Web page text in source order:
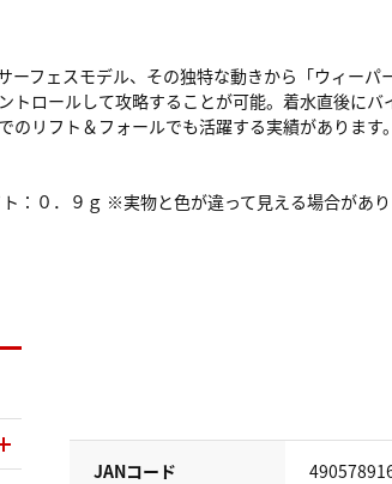
ーフェスモデル、その独特な動きから「ウィー
トロールして攻略することが可能。着水直後に
のリフト＆フォールでも活躍する実績がありま
：０．９ｇ ※実物と色が違って見える場合があ
JANコード